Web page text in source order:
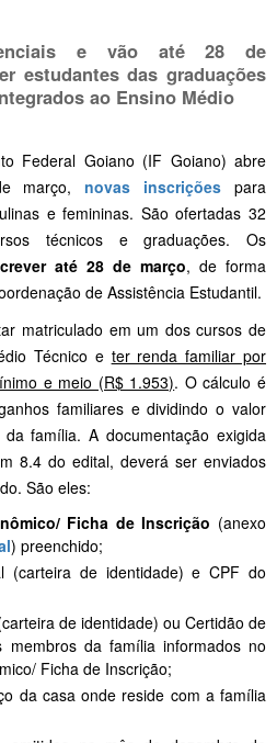
e vão até 28 de
estudantes das graduações
ao Ensino Médio
Federal Goiano (IF Goiano) abre
março,novas inscrições para
e femininas. São ofertadas 32
técnicos e graduações. Os
até 28 de março, de forma
de Assistência Estudantil.
matriculado em um dos cursos de
Técnico e ter renda familiar por
e meio (R$ 1.953). O cálculo é
familiares e dividindo o valor
família. A documentação exigida
8.4 do edital, deverá ser enviados
São eles:
Ficha de Inscrição (anexo
) preenchido;
(carteira de identidade) e CPF do
de identidade) ou Certidão de
membros da família informados no
Ficha de Inscrição;
da casa onde reside com a família